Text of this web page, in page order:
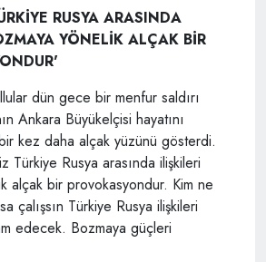
RUSYA ARASINDA
YÖNELİK ALÇAK BİR
dün gece bir menfur saldırı
Ankara Büyükelçisi hayatını
kez daha alçak yüzünü gösterdi.
Türkiye Rusya arasında ilişkileri
alçak bir provokasyondur. Kim ne
çalışsın Türkiye Rusya ilişkileri
edecek. Bozmaya güçleri